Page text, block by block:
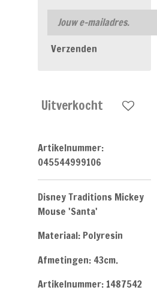
Verzenden
Uitverkocht
Artikelnummer:
045544999106
Disney Traditions Mickey
Mouse 'Santa'
Materiaal: Polyresin
Afmetingen: 43cm.
Artikelnummer: 1487542